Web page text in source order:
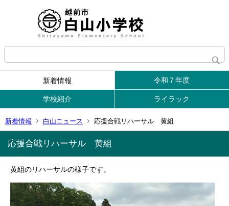
新着情報 令和７年度
学校紹介 ライラック
新着情報 白山ニュース 応援合戦リハーサル 黄組
応援合戦リハーサル 黄組
黄組のリハーサルの様子です。